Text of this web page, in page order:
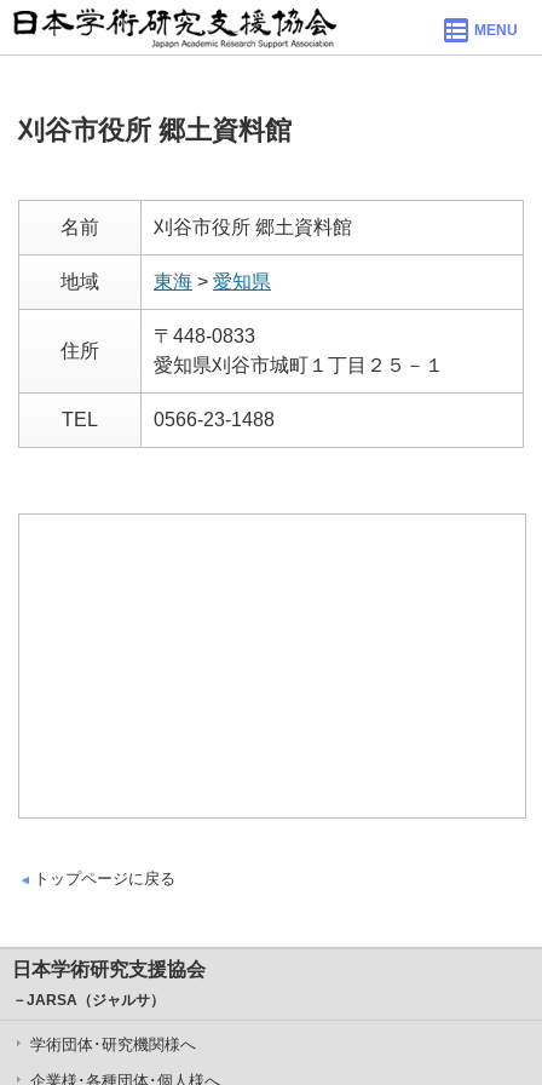
MENU
刈谷市役所 郷土資料館
名前 刈谷市役所 郷土資料館
地域 東海 > 愛知県
住所
〒448-0833
愛知県刈谷市城町１丁目２５－１
TEL 0566-23-1488
トップページに戻る
日本学術研究支援協会
－JARSA（ジャルサ）
学術団体･研究機関様へ
企業様･各種団体･個人様へ